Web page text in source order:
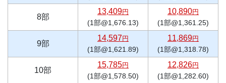
8部
13,409円
(1部@1,676.13)
10,890円
(1部@1,361.25)
9部
14,597円
(1部@1,621.89)
11,869円
(1部@1,318.78)
10部
15,785円
(1部@1,578.50)
12,826円
(1部@1,282.60)